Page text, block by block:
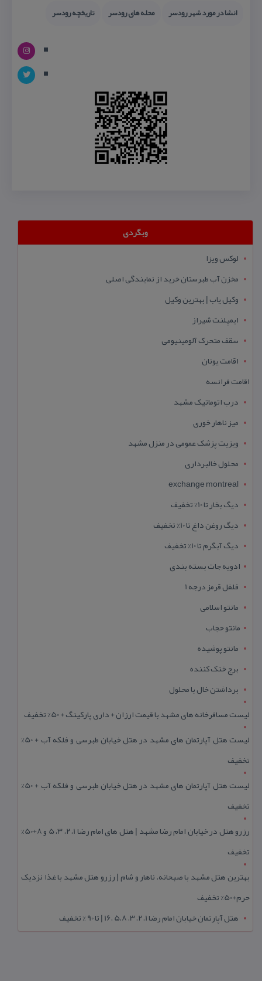
انشا در مورد شهر رودسر
محله های رودسر تاریخچه رودسر
وبگردی
لوکس ویزا
مخزن آب طبرستان خرید از نمایندگی اصلی
وکیل یاب | بهترین وکیل
ایمپلنت شیراز
سقف متحرک آلومینیومی
اقامت یونان
اقامت فرانسه
درب اتوماتیک مشهد
میز ناهار خوری
ویزیت پزشک عمومی در منزل مشهد
محلول خالبرداری
exchange montreal
دیگ بخار تا 10% تخفیف
دیگ روغن داغ تا 10% تخفیف
دیگ آبگرم تا 10% تخفیف
ادویه جات بسته بندی
فلفل قرمز درجه 1
مانتو اسلامی
مانتو حجاب
مانتو پوشیده
برج خنک کننده
برداشتن خال با محلول
لیست مسافرخانه های مشهد با قیمت ارزان + داری پارکینگ + 50% تخفیف
لیست هتل آپارتمان های مشهد در هتل خیابان طبرسی و فلکه آب + 50%
تخفیف
لیست هتل آپارتمان های مشهد در هتل خیابان طبرسی و فلکه آب + 50%
تخفیف
رزرو هتل در خیابان امام رضا مشهد | هتل‌ های امام رضا 1، 2، 3، 5 و 8+50%
تخفیف
بهترین هتل مشهد با صبحانه، ناهار و شام | رزرو هتل مشهد با غذا نزدیک
حرم+50% تخفیف
هتل آپارتمان خیابان امام رضا 1، 2، 3، 5،8 ،16 | تا 90 % تخفیف